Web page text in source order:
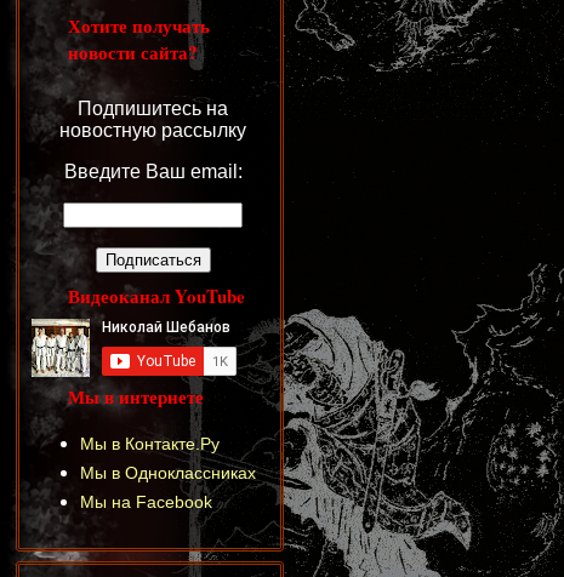
Хотите получать
новости сайта?
Подпишитесь на
новостную рассылку
Введите Ваш email:
Видеоканал YouTube
Мы в интернете
Мы в Контакте.Ру
Мы в Одноклассниках
Мы на Facebook